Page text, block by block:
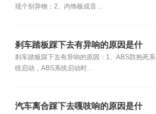
现个别异物；2、内饰板或音...
刹车踏板踩下去有异响的原因是什
么？
刹车踏板踩下去有异响的原因：1、ABS防抱死系
统启动，ABS系统启动时...
汽车离合踩下去嘎吱响的原因是什